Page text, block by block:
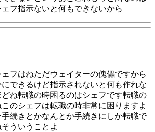
フ指示ないと何もできないから
フはねただウェイターの傀儡ですから
できるけど指示されないと何も作れな
ね転職の時困るのはシェフです転職の
のシェフは転職の時非常に困りますよ
続きとかなんとか手続きにしか転職で
ういうことよ